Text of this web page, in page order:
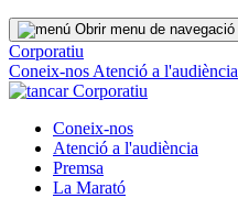
Obrir menu de navegació
Corporatiu
Coneix-nos Atenció a l'audiència
Corporatiu
Coneix-nos
Atenció a l'audiència
Premsa
La Marató